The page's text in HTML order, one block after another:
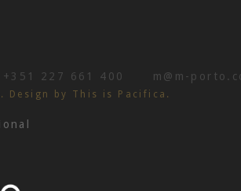
+351 227 661 400 m@m-
. Design by This is Pacifica.